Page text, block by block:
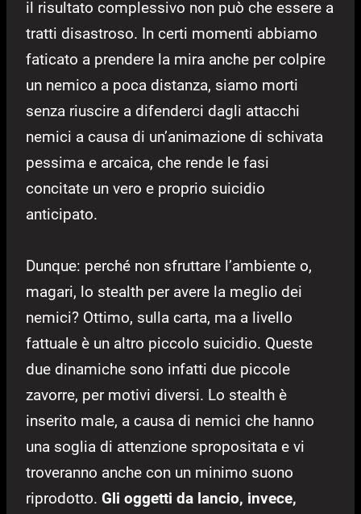
il risultato complessivo non può che essere a
tratti disastroso. In certi momenti abbiamo
faticato a prendere la mira anche per colpire
un nemico a poca distanza, siamo morti
senza riuscire a difenderci dagli attacchi
nemici a causa di un’animazione di schivata
pessima e arcaica, che rende le fasi
concitate un vero e proprio suicidio
anticipato.
Dunque: perché non sfruttare l’ambiente o,
magari, lo stealth per avere la meglio dei
nemici? Ottimo, sulla carta, ma a livello
fattuale è un altro piccolo suicidio. Queste
due dinamiche sono infatti due piccole
zavorre, per motivi diversi. Lo stealth è
inserito male, a causa di nemici che hanno
una soglia di attenzione spropositata e vi
troveranno anche con un minimo suono
riprodotto. Gli oggetti da lancio, invece,